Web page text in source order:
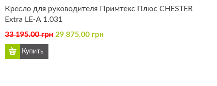
Кресло для руководителя Примтекс Плюс CHESTER
Extra LE-А 1.031
33 195.00 грн 29 875.00 грн